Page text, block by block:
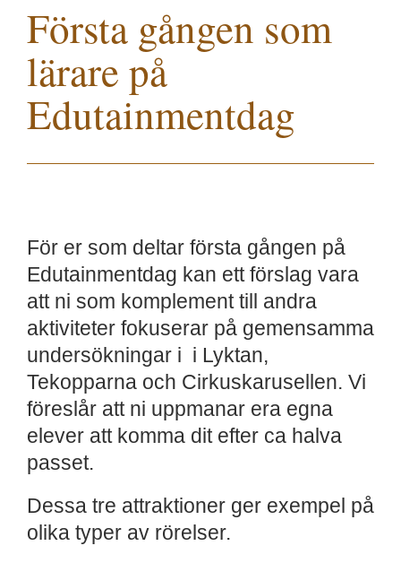
Första gången som
lärare på
Edutainmentdag
För er som deltar första gången på
Edutainmentdag kan ett förslag vara
att ni som komplement till andra
aktiviteter fokuserar på gemensamma
undersökningar i i Lyktan,
Tekopparna och Cirkuskarusellen. Vi
föreslår att ni uppmanar era egna
elever att komma dit efter ca halva
passet.
Dessa tre attraktioner ger exempel på
olika typer av rörelser.